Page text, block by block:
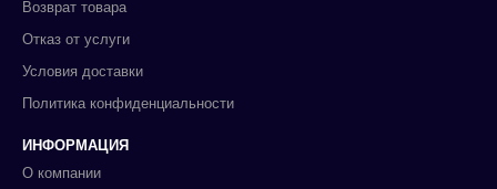
Возврат товара
Отказ от услуги
Условия доставки
Политика конфиденциальности
ИНФОРМАЦИЯ
О компании